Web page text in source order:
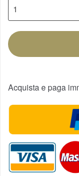
Acquista e paga